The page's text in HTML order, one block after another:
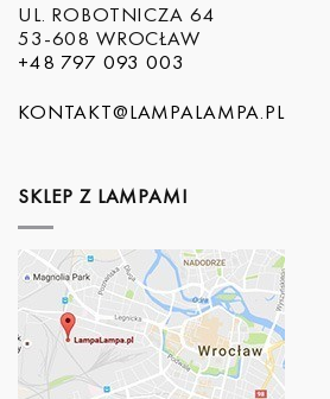
UL. ROBOTNICZA 64
53-608 WROCŁAW
+48 797 093 003
KONTAKT@LAMPALAMPA.PL
SKLEP Z LAMPAMI